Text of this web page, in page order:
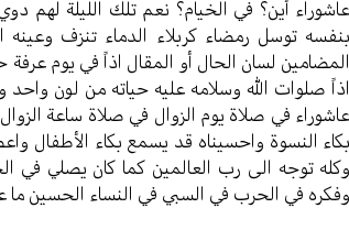
عاشوراء أين؟ في الخيام؟ نعم تلك الليلة لهم
بنفسه توسل رمضاء كربلاء الدماء تنزف
المضامين لسان الحال أو المقال اذاً في يوم عرفة
اذاً صلوات الله وسلامه عليه حياته من لون
عاشوراء في صلاة يوم الزوال في صلاة ساعة
بكاء النسوة واحسيناه قد يسمع بكاء الأطفال
وكله توجه الى رب العالمين كما كان يصلي في
وفكره في الحرب في السبي في النساء الحسين ما